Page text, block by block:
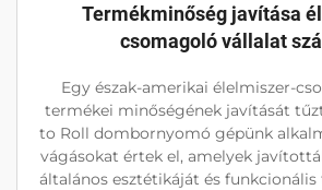
Termékminőség javítása
csomagoló vállalat
Egy észak-amerikai élelmiszer-
termékei minőségének javítását
to Roll dombornyomó gépünk
vágásokat értek el, amelyek
általános esztétikáját és